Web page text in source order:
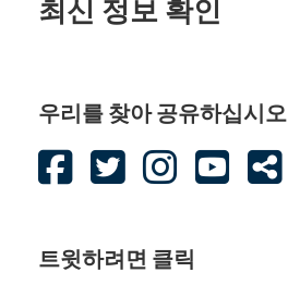
최신 정보 확인
우리를 찾아 공유하십시오
트윗하려면 클릭